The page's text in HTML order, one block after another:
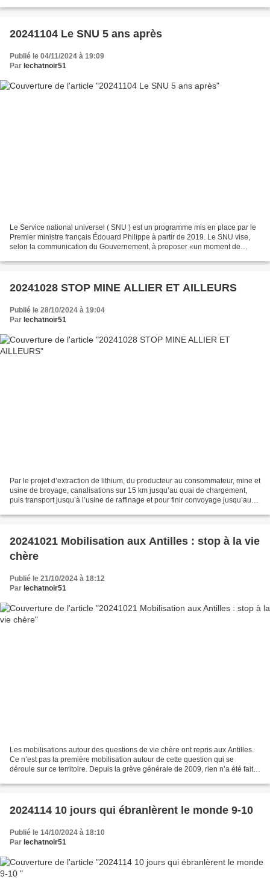
20241104 Le SNU 5 ans après
Publié le 04/11/2024 à 19:09
Par lechatnoir51
Le Service national universel ( SNU ) est un programme mis en place par le
Premier ministre français Édouard Philippe à partir de 2019. Le SNU vise,
selon la communication du Gouvernement, à proposer «un moment de
20241028 STOP MINE ALLIER ET AILLEURS
Publié le 28/10/2024 à 19:04
Par lechatnoir51
Par le projet d’extraction de lithium, du producteur au consommateur, mine et
usine de broyage, canalisations sur 15 km jusqu’au quai de chargement,
puis transport jusqu’à l’usine de raffinage et pour finir convoyage jusqu’aux
20241021 Mobilisation aux Antilles : stop à la vie
chère
Publié le 21/10/2024 à 18:12
Par lechatnoir51
Les mobilisations autour des questions de vie chère ont repris aux Antilles.
Ce n’est pas la première mobilisation autour de cette question qui se
déroule sur ce territoire. Depuis la grève générale de 2009, rien n’a été fait
2024114 10 jours qui ébranlèrent le monde 9-10
Publié le 14/10/2024 à 18:10
Par lechatnoir51